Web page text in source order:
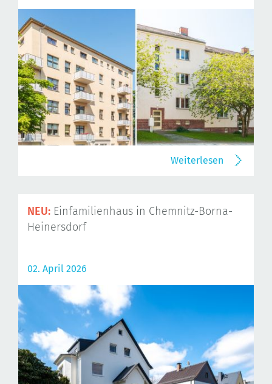
Weiterlesen
NEU: Einfamilienhaus in Chemnitz-Borna-
Heinersdorf
02. April 2026